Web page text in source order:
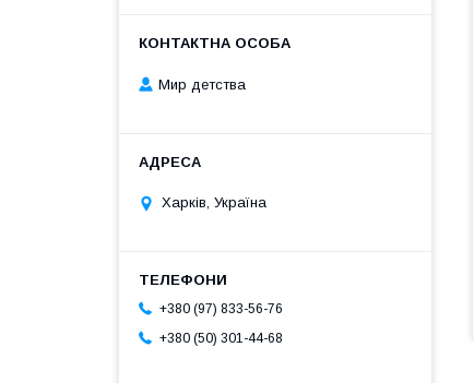
Мир детства
Харків, Україна
+380 (97) 833-56-76
+380 (50) 301-44-68